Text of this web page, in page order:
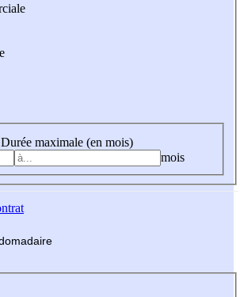
Durée maximale (en mois)
mois
madaire